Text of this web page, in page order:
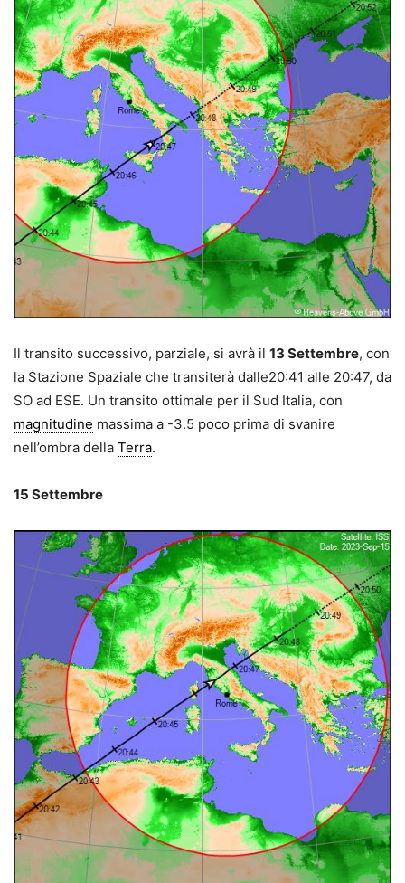
Il transito successivo, parziale, si avrà il 13 Settembre, con
la Stazione Spaziale che transiterà dalle20:41 alle 20:47, da
SO ad ESE. Un transito ottimale per il Sud Italia, con
magnitudine massima a -3.5 poco prima di svanire
nell’ombra della Terra.
15 Settembre